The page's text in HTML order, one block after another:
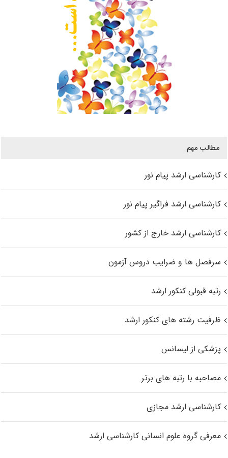
مطالب مهم
کارشناسی ارشد پیام نور
کارشناسی ارشد فراگیر پیام نور
کارشناسی ارشد خارج از کشور
سرفصل ها و ضرایب دروس آزمون
رتبه قبولی کنکور ارشد
ظرفیت رشته های کنکور ارشد
پزشکی از لیسانس
مصاحبه با رتبه های برتر
کارشناسی ارشد مجازی
معرفی گروه علوم انسانی کارشناسی ارشد